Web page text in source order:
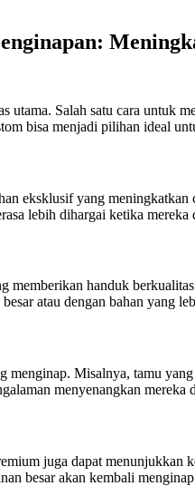
Salah satu cara untuk
bisa menjadi pilihan ideal
eksklusif yang
lebih dihargai ketika
handuk
atau dengan bahan yang
Misalnya, tamu
menyenangkan mereka
juga dapat
besar akan kembali